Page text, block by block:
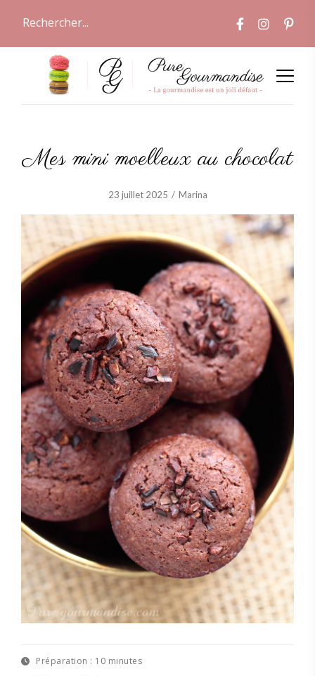
Mes mini moelleux au chocolat
23 juillet 2025 Marina
Préparation : 10 minutes